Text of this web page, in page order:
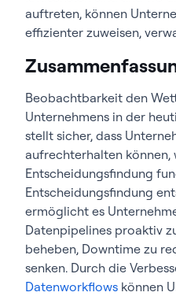
auftreten, können
effizienter zuweisen,
Beobachtbarkeit den
Unternehmens in der
stellt sicher, dass
aufrechterhalten können,
Entscheidungsfindung
Entscheidungsfindung
ermöglicht es
Datenpipelines proaktiv
beheben, Downtime zu
senken. Durch die
Datenworkflows können